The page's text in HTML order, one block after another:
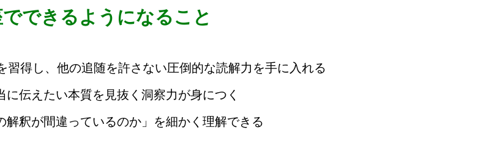
できるようになること
習得し、他の追随を許さない圧倒的な読解力を手に入れる
伝えたい本質を見抜く洞察力が身につく
解釈が間違っているのか」を細かく理解できる